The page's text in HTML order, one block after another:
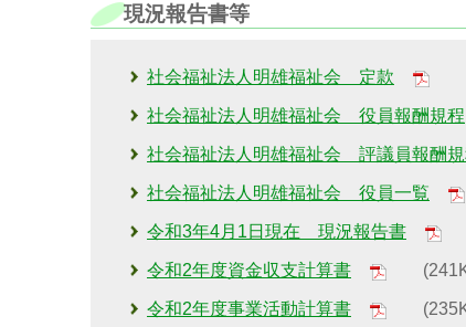
現況報告書等
社会福祉法人明雄福祉会 定款
社会福祉法人明雄福祉会 役員報酬規程
社会福祉法人明雄福祉会 評議員報酬
社会福祉法人明雄福祉会 役員一覧
令和3年4月1日現在 現況報告書
令和2年度資金収支計算書
令和2年度事業活動計算書